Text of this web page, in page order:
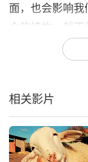
面，也会影响
合的结构，就
力攻击，因为
就有可能会被
消灭，因为无法
请协助我阻止
淘汰。
相关影片